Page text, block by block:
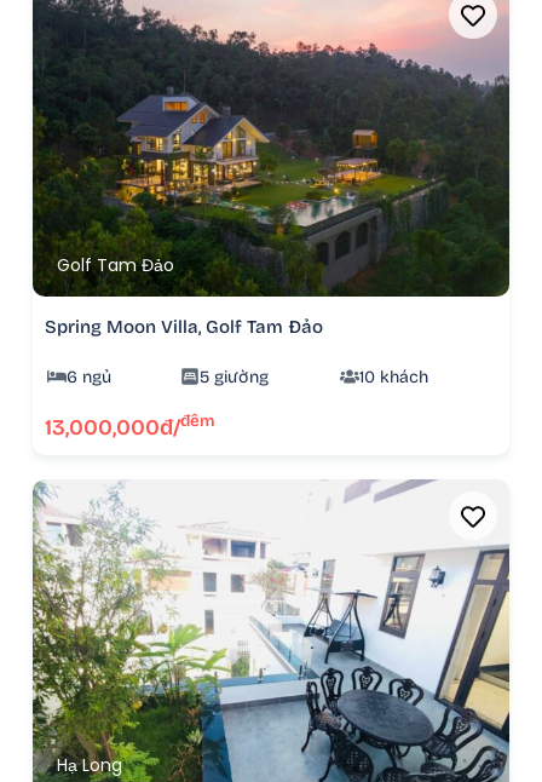
Golf Tam Đảo
Spring Moon Villa, Golf Tam Đảo
6 ngủ 5 giường 10 khách
13,000,000đ/đêm
Hạ Long